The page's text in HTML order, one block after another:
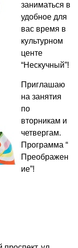
заниматься в
удобное для
вас время в
культурном
центе
“Нескучный”!
Приглашаю
на занятия
по
вторникам и
четвергам.
Программа “
Преображен
ие”!